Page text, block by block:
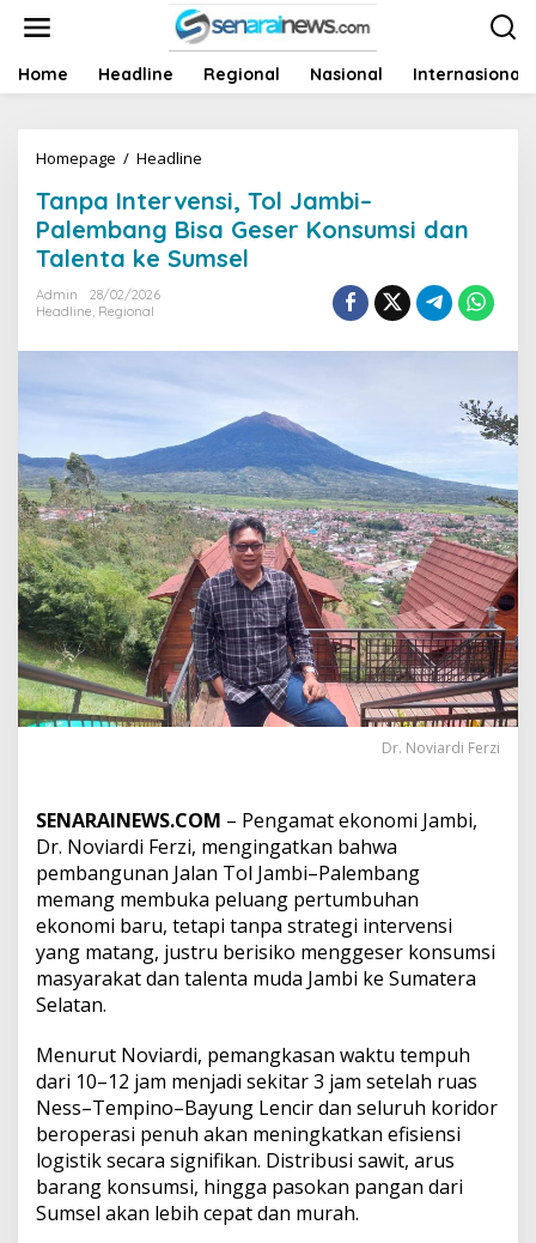
t
Home Headline Regional Nasional Internasional
Homepage / Headline
n
p
a
I
r
s
,
T
o
l
J
a
m
b
i
–
P
a
a
n
g
B
i
s
a
G
K
o
n
s
u
m
s
Tanpa Intervensi, Tol Jambi–
Palembang Bisa Geser Konsumsi dan
Talenta ke Sumsel
Admin
28/02/2026
Headline, Regional
Dr. Noviardi Ferzi
SENARAINEWS.COM – Pengamat ekonomi Jambi,
Dr. Noviardi Ferzi, mengingatkan bahwa
pembangunan Jalan Tol Jambi–Palembang
memang membuka peluang pertumbuhan
ekonomi baru, tetapi tanpa strategi intervensi
yang matang, justru berisiko menggeser konsumsi
masyarakat dan talenta muda Jambi ke Sumatera
Selatan.
Menurut Noviardi, pemangkasan waktu tempuh
dari 10–12 jam menjadi sekitar 3 jam setelah ruas
Ness–Tempino–Bayung Lencir dan seluruh koridor
beroperasi penuh akan meningkatkan efisiensi
logistik secara signifikan. Distribusi sawit, arus
barang konsumsi, hingga pasokan pangan dari
Sumsel akan lebih cepat dan murah.